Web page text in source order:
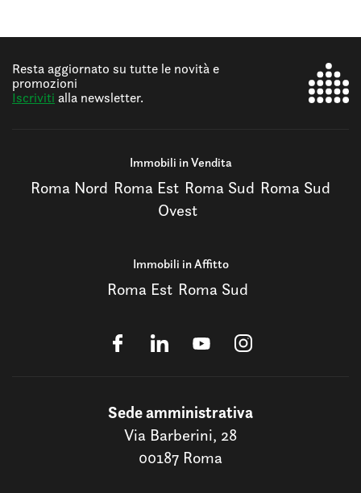
Resta aggiornato su tutte le novità e
promozioni
Iscriviti alla newsletter.
Immobili in Vendita
Roma Nord Roma Est Roma Sud Roma Sud
Ovest
Immobili in Affitto
Roma Est Roma Sud
Sede amministrativa
Via Barberini, 28
00187 Roma